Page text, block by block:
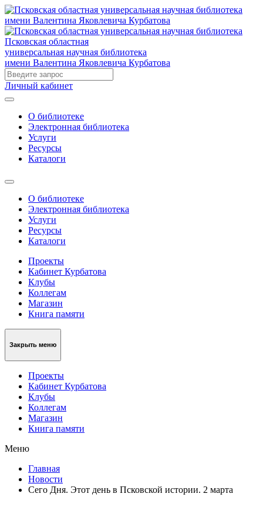
Псковская областная
универсальная научная библиотека
имени Валентина Яковлевича Курбатова
Личный кабинет
О библиотеке
Электронная библиотека
Услуги
Ресурсы
Каталоги
О библиотеке
Электронная библиотека
Услуги
Ресурсы
Каталоги
Проекты
Кабинет Курбатова
Клубы
Коллегам
Магазин
Книга памяти
Закрыть меню
Проекты
Кабинет Курбатова
Клубы
Коллегам
Магазин
Книга памяти
Меню
Главная
Новости
Сего Дня. Этот день в Псковской истории. 2 марта